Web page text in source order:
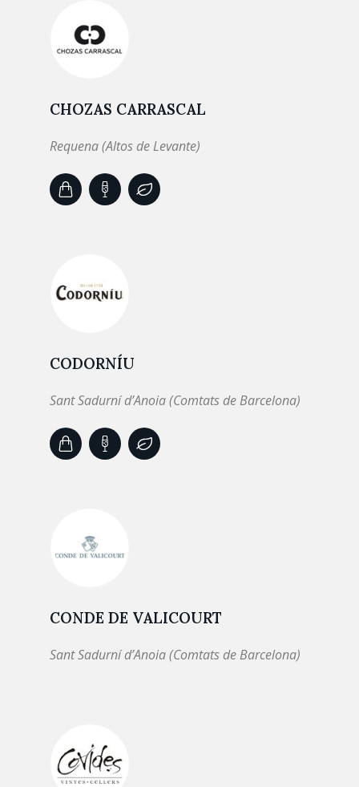
CHOZAS CARRASCAL
Requena (Altos de Levante)
CODORNÍU
Sant Sadurní d’Anoia (Comtats de Barcelona)
CONDE DE VALICOURT
Sant Sadurní d’Anoia (Comtats de Barcelona)